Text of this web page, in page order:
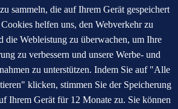
sammeln, die auf Ihrem Gerät gespeichert
helfen uns, den Webverkehr zu
die Webleistung zu überwachen, um Ihre
zu verbessern und unsere Werbe- und
zu unterstützen. Indem Sie auf "Alle
klicken, stimmen Sie der Speicherung
Ihrem Gerät für 12 Monate zu. Sie können